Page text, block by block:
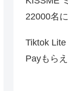
22000名
Tiktok
Payもら